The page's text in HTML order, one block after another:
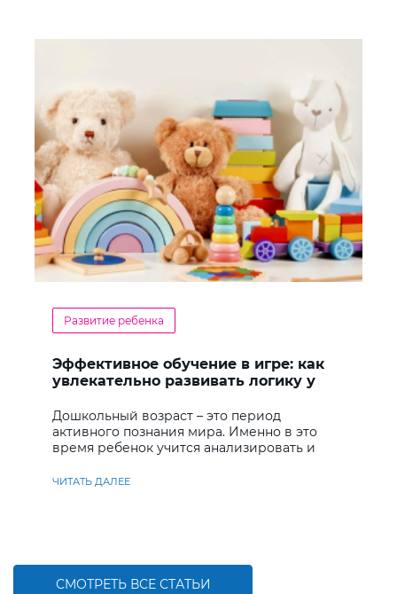
Развитие ребенка
Эффективное обучение в игре: как
увлекательно развивать логику у
Дошкольный возраст – это период
активного познания мира. Именно в это
время ребенок учится анализировать и
ЧИТАТЬ ДАЛЕЕ
СМОТРЕТЬ ВСЕ СТАТЬИ